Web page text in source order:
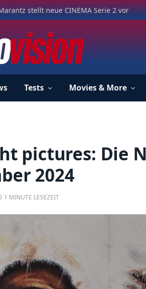
stellt neue CINEMA Serie 2 vor
Tests Movies & More
pictures: Die
2024
1 MINUTE LESEZEIT